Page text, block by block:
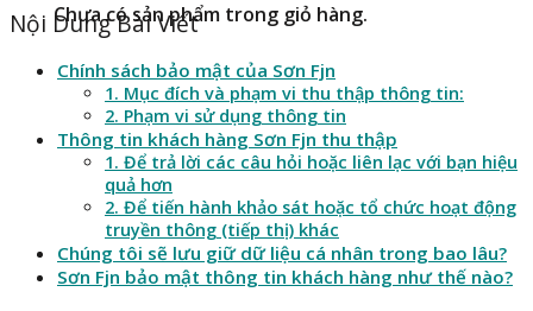
Chưa có sản phẩm trong giỏ hàng.
Nội Dung Bài Viết
Chính sách bảo mật của Sơn Fjn
1. Mục đích và phạm vi thu thập thông tin:
2. Phạm vi sử dụng thông tin
Thông tin khách hàng Sơn Fjn thu thập
1. Để trả lời các câu hỏi hoặc liên lạc với bạn hiệu
quả hơn
2. Để tiến hành khảo sát hoặc tổ chức hoạt động
truyền thông (tiếp thị) khác
Chúng tôi sẽ lưu giữ dữ liệu cá nhân trong bao lâu?
Sơn Fjn bảo mật thông tin khách hàng như thế nào?